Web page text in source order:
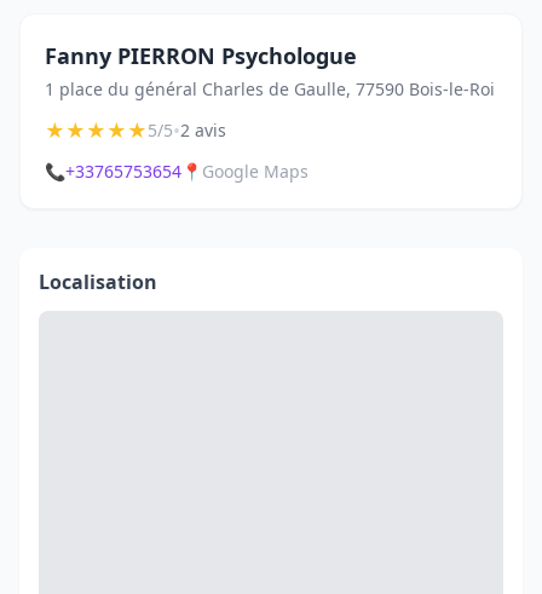
Fanny PIERRON Psychologue
1 place du général Charles de Gaulle, 77590 Bois-le-Roi
★★★★★5/5•2 avis
📞+33765753654 📍 Google Maps
Localisation